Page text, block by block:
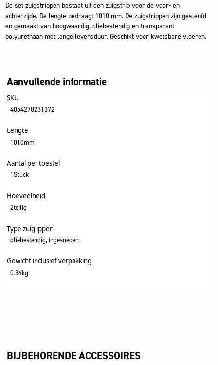
De set zuigstrippen bestaat uit een zuigstrip voor de voor- en
achterzijde. De lengte bedraagt 1010 mm. De zuigstrippen zijn gesleufd
en gemaakt van hoogwaardig, oliebestendig en transparant
polyurethaan met lange levensduur. Geschikt voor kwetsbare vloeren.
Aanvullende informatie
SKU
4054278231372
Lengte
1010mm
Aantal per toestel
1Stück
Hoeveelheid
2teilig
Type zuiglippen
oliebestendig, ingesneden
Gewicht inclusief verpakking
0.34kg
BIJBEHORENDE ACCESSOIRES